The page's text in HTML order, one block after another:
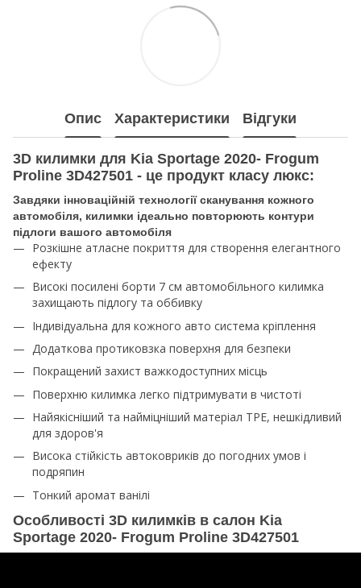
Опис Характеристики Відгуки
3D килимки для Kia Sportage 2020- Frogum
Proline 3D427501 - це продукт класу люкс:
Завдяки інноваційній технології сканування кожного
автомобіля, килимки ідеально повторюють контури
підлоги вашого автомобіля
Розкішне атласне покриття для створення елегантного
ефекту
Високі посилені борти 7 см автомобільного килимка
захищають підлогу та оббивку
Індивідуальна для кожного авто система кріплення
Додаткова протиковзка поверхня для безпеки
Покращений захист важкодоступних місць
Поверхню килимка легко підтримувати в чистоті
Найякісніший та найміцніший матеріал TPE, нешкідливий
для здоров'я
Висока стійкість автоковриків до погодних умов і
подряпин
Тонкий аромат ванілі
Особливості 3D килимків в салон Kia
Sportage 2020- Frogum Proline 3D427501